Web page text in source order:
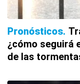
Pronósticos
¿cómo seguirá
de las